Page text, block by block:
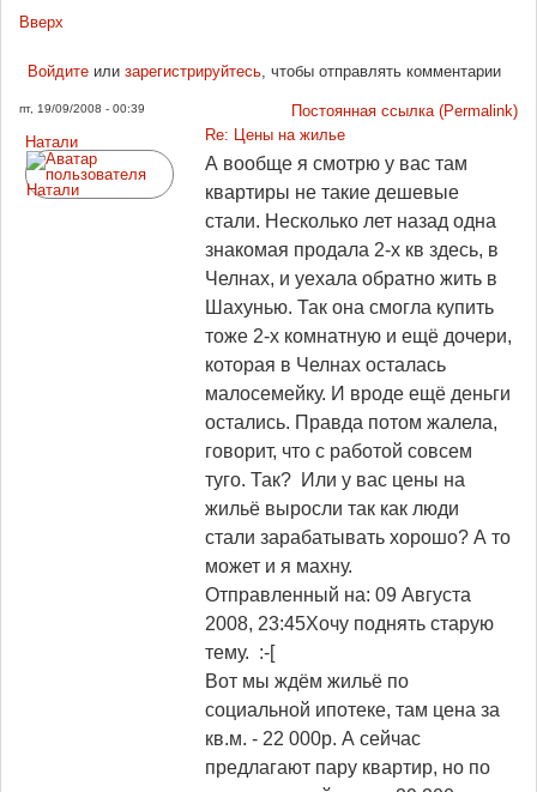
Вверх
Войдитеили зарегистрируйтесь, чтобы отправлять комментарии
пт, 19/09/2008 - 00:39
Постоянная ссылка (Permalink)
Натали
Re: Цены на жилье
А вообще я смотрю у вас там
квартиры не такие дешевые
стали. Несколько лет назад одна
знакомая продала 2-х кв здесь, в
Челнах, и уехала обратно жить в
Шахунью. Так она смогла купить
тоже 2-х комнатную и ещё дочери,
которая в Челнах осталась
малосемейку. И вроде ещё деньги
остались. Правда потом жалела,
говорит, что с работой совсем
туго. Так? Или у вас цены на
жильё выросли так как люди
стали зарабатывать хорошо? А то
может и я махну.
Отправленный на: 09 Августа
2008, 23:45Хочу поднять старую
тему. :-[
Вот мы ждём жильё по
социальной ипотеке, там цена за
кв.м. - 22 000р. А сейчас
предлагают пару квартир, но по